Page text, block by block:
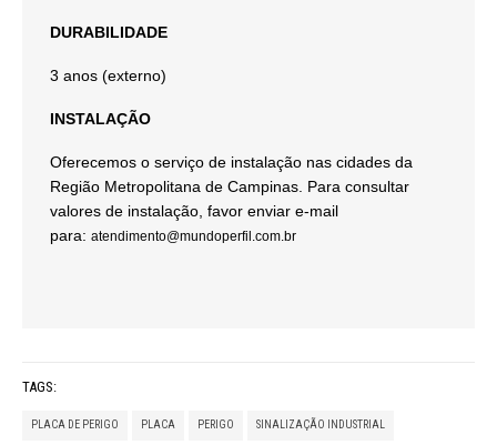
DURABILIDADE
3 anos (externo)
INSTALAÇÃO
Oferecemos o serviço de instalação nas cidades da
Região Metropolitana de Campinas. Para consultar
valores de instalação, favor enviar e-mail
para: atendimento@mundoperfil.com.br
TAGS:
PLACA DE PERIGO PLACA PERIGO SINALIZAÇÃO INDUSTRIAL